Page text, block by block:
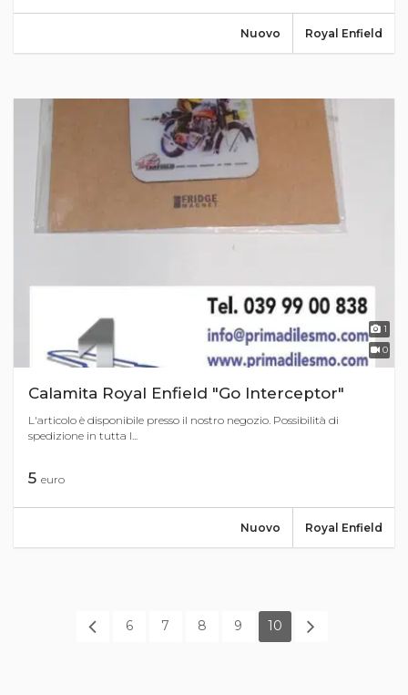
Royal Enfield
Nuovo
1
0
Calamita Royal Enfield "Go Interceptor"
L'articolo è disponibile presso il nostro negozio. Possibilità di
spedizione in tutta I...
5 euro
Royal Enfield
Nuovo
6 7 8 9 10